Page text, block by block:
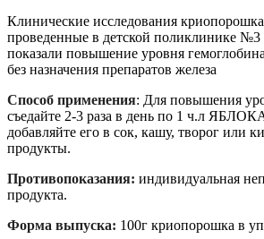
Клинические исследования
проведенные в детской поликлинике
показали повышение уровня
без назначения препаратов железа
Способ применения: Для повышения
съедайте 2-3 раза в день по 1 ч.л
добавляйте его в сок, кашу, творог или
продукты.
Противопоказания: индивидуальная
продукта.
Форма выпуска: 100г криопорошка в